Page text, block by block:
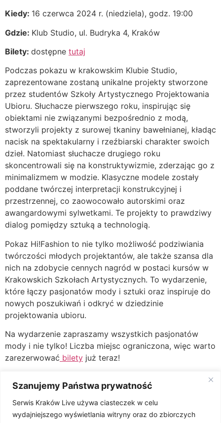
Szanujemy Państwa prywatność
Serwis Kraków Live używa ciasteczek w celu
wydajniejszego wyświetlania witryny oraz do zbiorczych
Kiedy: 16 czerwca 2024 r. (niedziela), godz. 19:00
Gdzie: Klub Studio, ul. Budryka 4, Kraków
Bilety: dostępne tutaj
Podczas pokazu w krakowskim Klubie Studio,
zaprezentowane zostaną unikalne projekty stworzone
przez studentów Szkoły Artystycznego Projektowania
Ubioru. Słuchacze pierwszego roku, inspirując się
obiektami nie związanymi bezpośrednio z modą,
stworzyli projekty z surowej tkaniny bawełnianej, kładąc
nacisk na spektakularny i rzeźbiarski charakter swoich
dzieł. Natomiast słuchacze drugiego roku
skoncentrowali się na konstruktywizmie, zderzając go z
minimalizmem w modzie. Klasyczne modele zostały
poddane twórczej interpretacji konstrukcyjnej i
przestrzennej, co zaowocowało autorskimi oraz
awangardowymi sylwetkami. Te projekty to prawdziwy
dialog pomiędzy sztuką a technologią.
Pokaz Hi!Fashion to nie tylko możliwość podziwiania
twórczości młodych projektantów, ale także szansa dla
nich na zdobycie cennych nagród w postaci kursów w
Krakowskich Szkołach Artystycznych. To wydarzenie,
które łączy pasjonatów mody i sztuki oraz inspiruje do
nowych poszukiwań i odkryć w dziedzinie
projektowania ubioru.
Na wydarzenie zapraszamy wszystkich pasjonatów
mody i nie tylko! Liczba miejsc ograniczona, więc warto
zarezerwować bilety już teraz!